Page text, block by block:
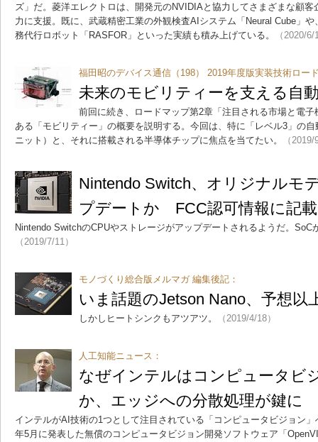
ズ」だ。菱洋エレクトロは、開発元のNVIDIAと協力してさまざまな顧
力に支援。既に、武蔵精密工業の外観検査AIシステム「Neural Cube」
務代行ロボット「RASFOR」といった実績も積み上げている。
（2020/6/
福田昭のデバイス通信（198） 2019年度版実装技術ロー
未来のモビリティーを支える自
前回に続き、ロードマップ第2章「注目される市場と電
ある「モビリティー」の概要を説明する。今回は、特に「レベル3」の
ニット）と、それに搭載される半導体チップに焦点を当てたい。
（
Nintendo Switch、オリジナルモ
プデートか FCC認可情報に記載
Nintendo SwitchのCPUやストレージがアップデートされるようだ。SoC
（2019/7/11）
モノづくり総合版メルマガ 編集後記：
いま話題のJetson Nano、予想以
しかしヒートシンクもアツアツ。 （2019/4/18）
人工知能ニュース：
なぜインテルはコンピュータビ
か、エッジへの分散処理が鍵に
インテルがAI技術の1つとして注目されている「コンピュータビジョン
年5月に発表した無償のコンピュータビジョン開発ソフトウェア「